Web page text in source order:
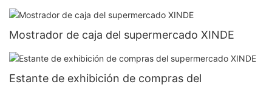
Mostrador de caja del supermercado XINDE
Estante de exhibición de compras del